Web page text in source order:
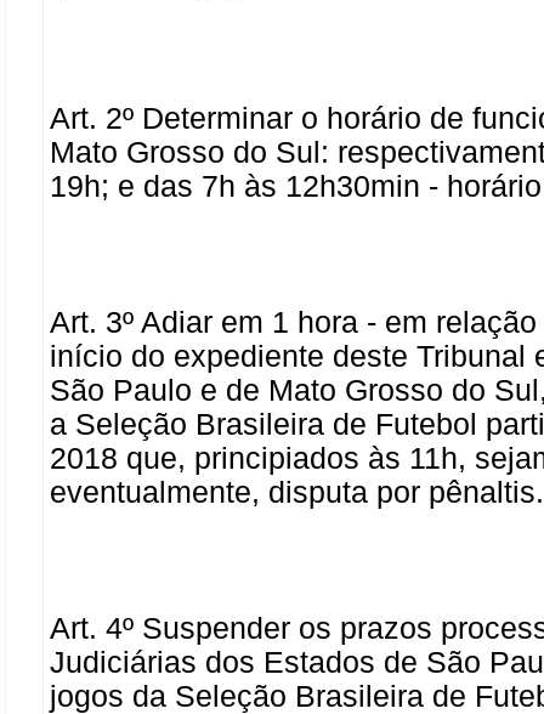
Art. 2º Determinar o horário de
Mato Grosso do Sul:
19h; e das 7h às 12h30min -
Art. 3º Adiar em 1 hora - em
início do expediente deste
São Paulo e de Mato Grosso do
a Seleção Brasileira de Futebol
2018 que, principiados às 11h,
eventualmente, disputa por pênaltis.
Art. 4º Suspender os prazos
Judiciárias dos Estados de São
jogos da Seleção Brasileira de